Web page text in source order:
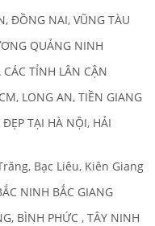
ĐỒNG NAI, VŨNG TÀU
QUẢNG NINH
TỈNH LÂN CẬN
LONG AN, TIỀN GIANG
ĐẸP TẠI HÀ NỘI, HẢI
Bạc Liêu, Kiên Giang
NINH BẮC GIANG
BÌNH PHỨC , TÂY NINH